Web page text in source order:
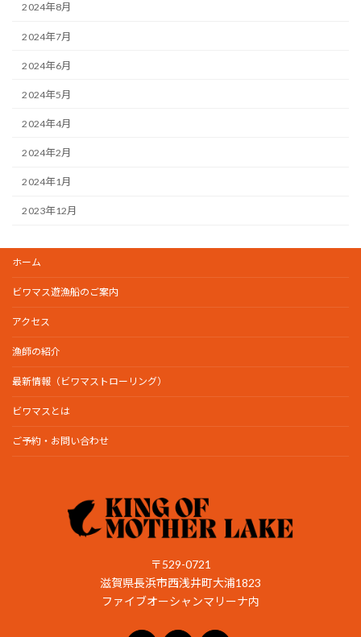
2024年8月
2024年7月
2024年6月
2024年5月
2024年4月
2024年2月
2024年1月
2023年12月
ホーム
ビワマス遊漁船のご案内
アクセス
漁師の紹介
最新情報（ビワマストローリング）
ビワマスとは
ご予約・お問い合わせ
〒529-0721
滋賀県長浜市西浅井町大浦1823
ファイブオーシャンマリーナ内